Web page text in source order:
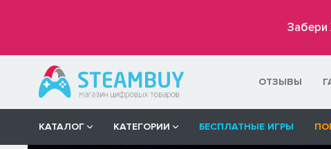
Забери
ОТЗЫВЫ
КАТАЛОГ КАТЕГОРИИ БЕСПЛАТНЫЕ ИГРЫ